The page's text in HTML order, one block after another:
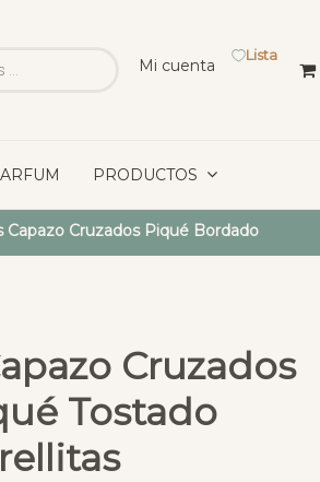
Mi cuenta
Lista
PRODUCTOS
Capazo Cruzados Piqué Bordado
Cruzados
Tostado